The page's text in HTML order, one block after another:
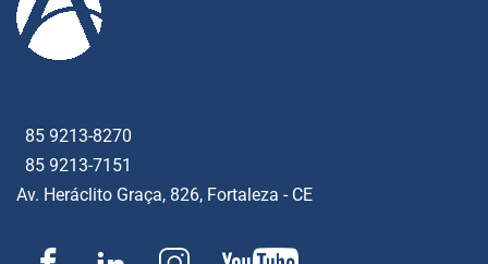
85 9213-8270
85 9213-7151
Av. Heráclito Graça, 826, Fortaleza - CE